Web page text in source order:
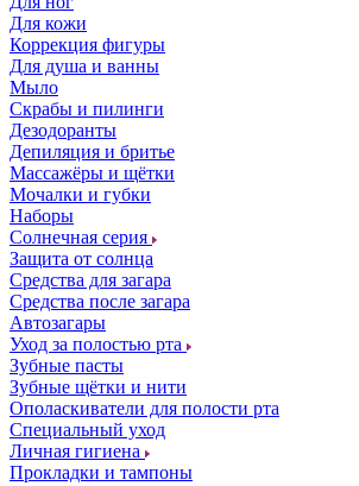
Для кожи
Коррекция фигуры
Для душа и ванны
Мыло
Скрабы и пилинги
Дезодоранты
Депиляция и бритье
Массажёры и щётки
Мочалки и губки
Наборы
Солнечная серия
Защита от солнца
Средства для загара
Средства после загара
Автозагары
Уход за полостью рта
Зубные пасты
Зубные щётки и нити
Ополаскиватели для полости рта
Специальный уход
Личная гигиена
Прокладки и тампоны